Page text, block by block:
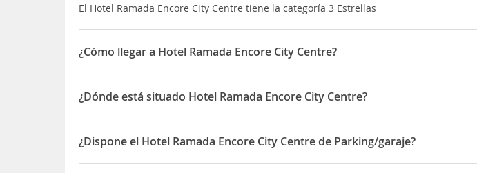
El Hotel Ramada Encore City Centre tiene la categoría 3 Estrellas
¿Cómo llegar a Hotel Ramada Encore City Centre?
Está a 5 km del aeropuerto George Best de Belfast.
¿Dónde está situado Hotel Ramada Encore City Centre?
El Hotel Ramada Encore City Centre está situado en 20 Talbot Street
¿Dispone el Hotel Ramada Encore City Centre de Parking/garaje?
Sí, el Hotel Ramada Encore City Centre dispone de Parking/garaje